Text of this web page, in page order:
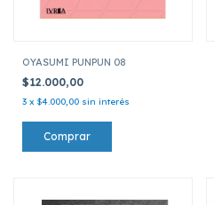
OYASUMI PUNPUN 08
$12.000,00
3 x $4.000,00 sin interés